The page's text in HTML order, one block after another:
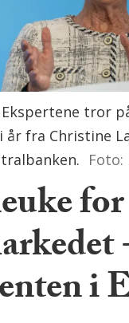
Ekspertene tror
fra Christine
Foto:
for
i